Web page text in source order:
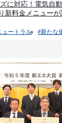
に対応！電気自
新料金メニューが
ュートラル #新たな